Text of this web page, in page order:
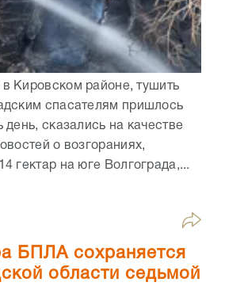
Кировском районе, тушить
спасателям пришлось
день, сказались на качестве
о возгораниях,
гектар на юге Волгограда,...
БПЛА сохраняется
области седьмой